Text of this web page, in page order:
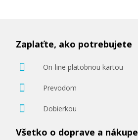
Zaplaťte, ako potrebujete
On-line platobnou kartou
Prevodom
Dobierkou
Všetko o doprave a nákupe